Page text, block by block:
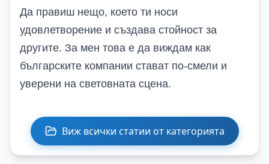
Да правиш нещо, което ти носи
удовлетворение и създава стойност за
другите. За мен това е да виждам как
българските компании стават по-смели и
уверени на световната сцена.
Виж всички статии от категорията